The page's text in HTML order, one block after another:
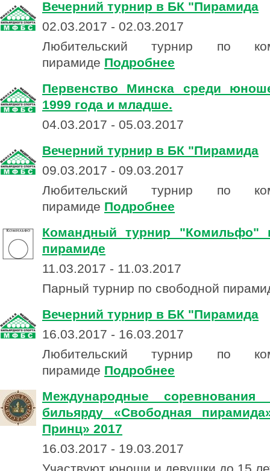
Вечерний турнир в БК "Пирамида
02.03.2017 - 02.03.2017
Любительский турнир по
пирамиде Подробнее
Первенство Минска среди
1999 года и младше.
04.03.2017 - 05.03.2017
Вечерний турнир в БК "Пирамида
09.03.2017 - 09.03.2017
Любительский турнир по
пирамиде Подробнее
Командный турнир "Комильфо"
пирамиде
11.03.2017 - 11.03.2017
Парный турнир по свободной
Вечерний турнир в БК "Пирамида
16.03.2017 - 16.03.2017
Любительский турнир по
пирамиде Подробнее
Международные
бильярду «Свободная
Принц» 2017
16.03.2017 - 19.03.2017